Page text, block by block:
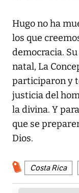
Hugo no ha
los que
democracia.
natal, La
participaron y
justicia del
la divina. Y
que se
Dios.
Costa Rica